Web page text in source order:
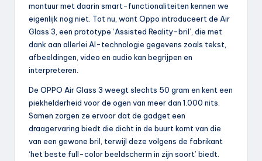
montuur met daarin smart-functionaliteiten kennen we
eigenlijk nog niet. Tot nu, want Oppo introduceert de Air
Glass 3, een prototype ‘Assisted Reality-bril’, die met
dank aan allerlei AI-technologie gegevens zoals tekst,
afbeeldingen, video en audio kan begrijpen en
interpreteren.
De OPPO Air Glass 3 weegt slechts 50 gram en kent een
piekhelderheid voor de ogen van meer dan 1.000 nits.
Samen zorgen ze ervoor dat de gadget een
draagervaring biedt die dicht in de buurt komt van die
van een gewone bril, terwijl deze volgens de fabrikant
‘het beste full-color beeldscherm in zijn soort’ biedt.